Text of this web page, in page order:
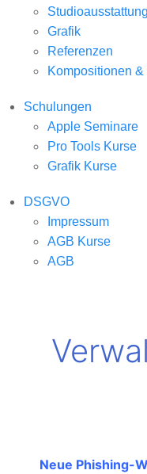
Studioausstattung
Grafik
Referenzen
Kompositionen &
Schulungen
Apple Seminare
Pro Tools Kurse
Grafik Kurse
DSGVO
Impressum
AGB Kurse
AGB
Neue Phishing-